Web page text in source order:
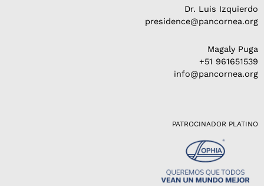
Dr. Luis Izquierdo
presidence@pancornea.org
Magaly Puga
+51 961651539
info@pancornea.org
PATROCINADOR PLATINO